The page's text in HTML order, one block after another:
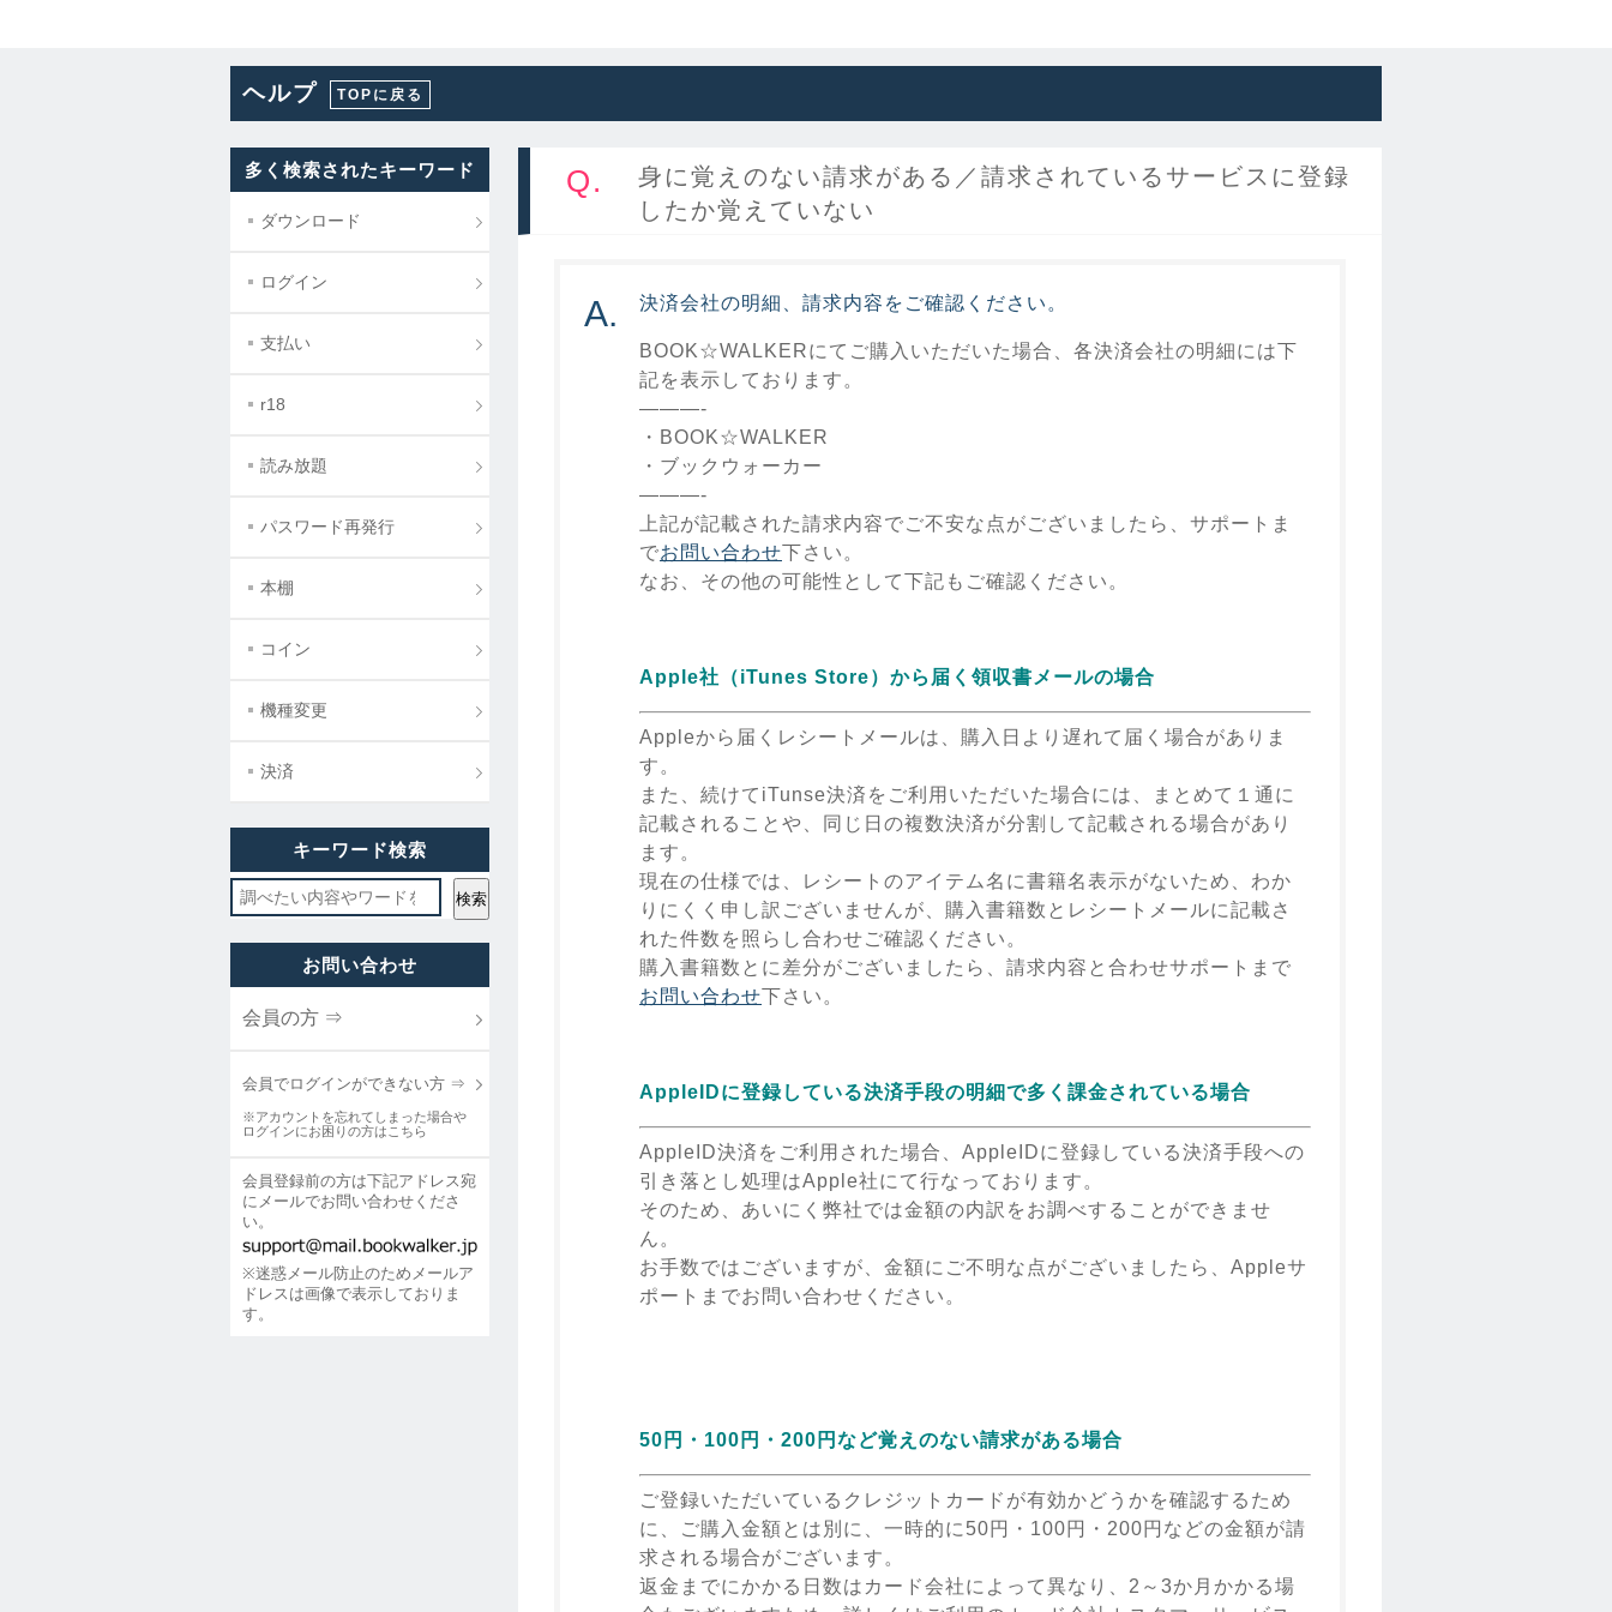
ヘルプ TOPに戻る
Q.
身に覚えのない請求がある／請求されているサービスに登録
したか覚えていない
A. 決済会社の明細、請求内容をご確認ください。
BOOK☆WALKERにてご購入いただいた場合、各決済会社の明細には下
記を表示しております。
———-
・BOOK☆WALKER
・ブックウォーカー
———-
上記が記載された請求内容でご不安な点がございましたら、サポートま
でお問い合わせ下さい。
なお、その他の可能性として下記もご確認ください。
Apple社（iTunes Store）から届く領収書メールの場合
Appleから届くレシートメールは、購入日より遅れて届く場合がありま
す。
また、続けてiTunse決済をご利用いただいた場合には、まとめて１通に
記載されることや、同じ日の複数決済が分割して記載される場合があり
ます。
現在の仕様では、レシートのアイテム名に書籍名表示がないため、わか
りにくく申し訳ございませんが、購入書籍数とレシートメールに記載さ
れた件数を照らし合わせご確認ください。
購入書籍数とに差分がございましたら、請求内容と合わせサポートまで
お問い合わせ下さい。
AppleIDに登録している決済手段の明細で多く課金されている場合
AppleID決済をご利用された場合、AppleIDに登録している決済手段への
引き落とし処理はApple社にて行なっております。
そのため、あいにく弊社では金額の内訳をお調べすることができませ
ん。
お手数ではございますが、金額にご不明な点がございましたら、Appleサ
ポートまでお問い合わせください。
50円・100円・200円など覚えのない請求がある場合
ご登録いただいているクレジットカードが有効かどうかを確認するため
に、ご購入金額とは別に、一時的に50円・100円・200円などの金額が請
求される場合がございます。
返金までにかかる日数はカード会社によって異なり、2～3か月かかる場
多く検索されたキーワード
ダウンロード
ログイン
支払い
r18
読み放題
パスワード再発行
本棚
コイン
機種変更
決済
キーワード検索
お問い合わせ
会員の方 ⇒
会員でログインができない方 ⇒
※アカウントを忘れてしまった場合や
ログインにお困りの方はこちら
会員登録前の方は下記アドレス宛
にメールでお問い合わせくださ
い。
※迷惑メール防止のためメールア
ドレスは画像で表示しておりま
す。